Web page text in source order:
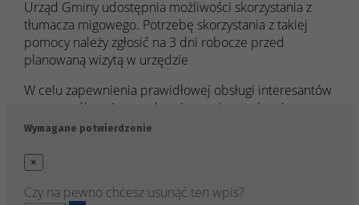
Urząd Gminy udostępnia możliwości skorzystania z
tłumacza migowego. Potrzebę skorzystania z takiej
pomocy należy zgłosić na 3 dni robocze przed
planowaną wizytą w urzędzie
W celu zapewnienia prawidłowej obsługi interesantów
ze szczególnymi potrzebami stopniowo planujemy
kolejne remonty i usprawnienia.
Wymagane potwierdzenie
×
Czy na pewno chcesz usunąć ten wpis?